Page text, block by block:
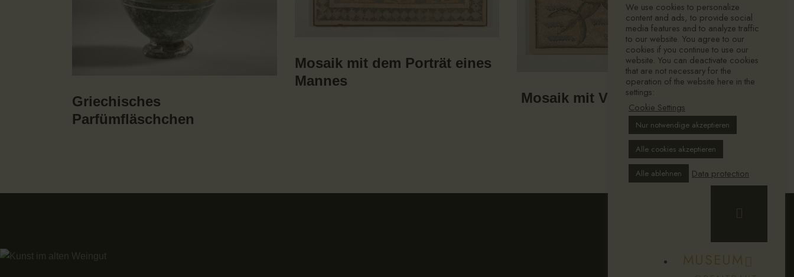
Griechisches
Parfümfläschchen
Mosaik mit dem Porträt eines
Mannes
Mosaik mit Venusdarstellung
We use cookies to personalize
content and ads, to provide social
media features and to analyze traffic
to our website. You agree to our
cookies if you continue to use our
website. You can deactivate cookies
that are not necessary for the
operation of the website here in the
settings:
Cookie Settings
Nur notwendige akzeptieren
Alle cookies akzeptieren
Alle ablehnen Data protection
MUSEUM